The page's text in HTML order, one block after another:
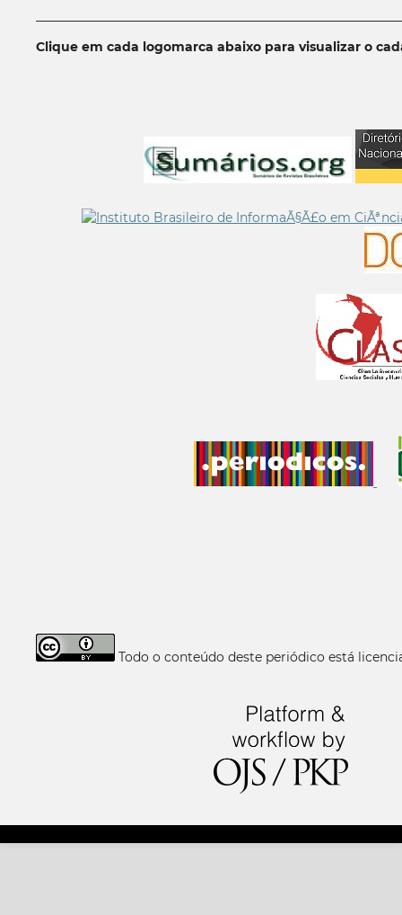
Clique em cada logomarca abaixo para visualizar o
Todo o conteúdo deste periódico está